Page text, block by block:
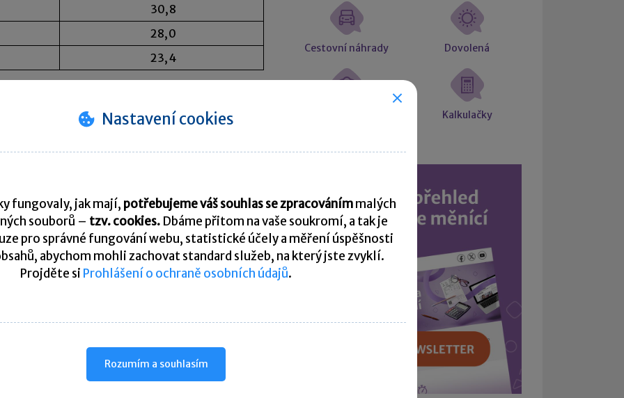
30,8
28,0
23,4
pozic dominuje obor
na jednu pracovní nabídku. Jedná se o obor,
nabídek, od začátku roku 2013 konkrétně
(0,5 reakce), programátor (0,7 reakce),
inženýr (0,7 reakce) nebo databázový
nejtíže obsazovaných pozic zakotvili také
reakce).
Průměrný počet reakcí
Cestovní náhrady Dovolená
Kalkulačky
Nastavení cookies
fungovaly, jak mají, potřebujeme váš souhlas se zpracovánímmalých
souborů – tzv. cookies. Dbáme přitom na vaše soukromí, a tak je
pro správné fungování webu, statistické účely a měření úspěšnosti
abychom mohli zachovat standard služeb, na který jste zvyklí.
Projděte si Prohlášení o ochraně osobních údajů.
Rozumím a souhlasím